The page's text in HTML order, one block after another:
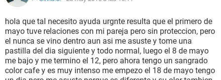
BIENESTAR
SEXUALIDAD
GLOSARIO
hola que tal necesito ayuda urgnte resulta que el primero de
mayo tuve relaciones con mi pareja pero sin proteccion, pero
el nunca se vino dentro aun asi me asuste y tome una
pastilla del dia siguiente y todo normal, luego el 8 de mayo
me bajo y me termino el 12, pero ahora tengo un sangrado
color cafe y es muy intenso me empezo el 18 de mayo tengo